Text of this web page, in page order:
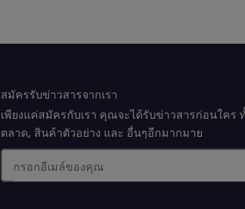
2. วิเคราะห์การตลาดออ
สมัครรับข่าวสารจากเรา
เพียงแค่สมัครกับเรา คุณจะได้รับข่าวสารก่อนใคร
ตลาด, สินค้าตัวอย่าง และ อื่นๆอีกมากมาย
กรอกอีเมล์ของคุณ